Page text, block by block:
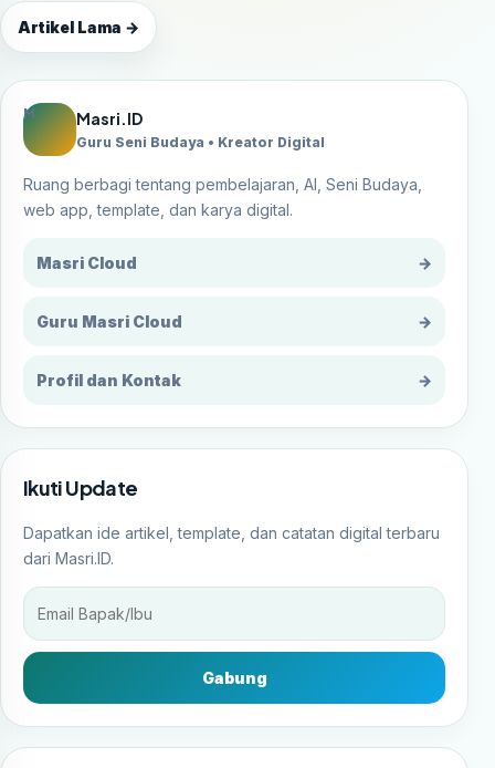
Artikel Lama →
M Masri.ID
Guru Seni Budaya • Kreator Digital
Ruang berbagi tentang pembelajaran, AI, Seni Budaya,
web app, template, dan karya digital.
Masri Cloud →
Guru Masri Cloud →
Profil dan Kontak →
Ikuti Update
Dapatkan ide artikel, template, dan catatan digital terbaru
dari Masri.ID.
Gabung